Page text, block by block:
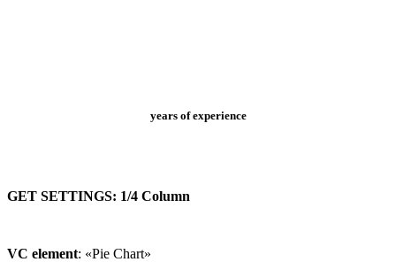
years of experience
GET SETTINGS: 1/4 Column
VC element: «Pie Chart»